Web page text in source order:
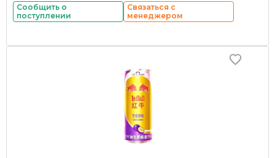
Сообщить о
поступлении
Связаться с
менеджером